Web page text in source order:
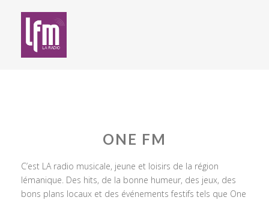
ONE FM
C’est LA radio musicale, jeune et loisirs de la région
lémanique. Des hits, de la bonne humeur, des jeux, des
bons plans locaux et des événements festifs tels que One